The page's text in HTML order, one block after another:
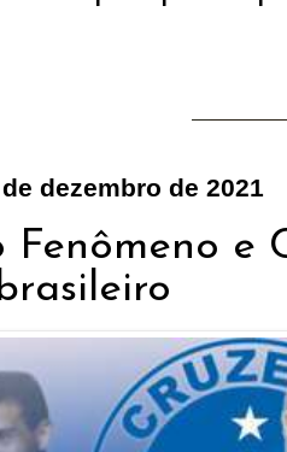
dezembro de 2021
Fenômeno e